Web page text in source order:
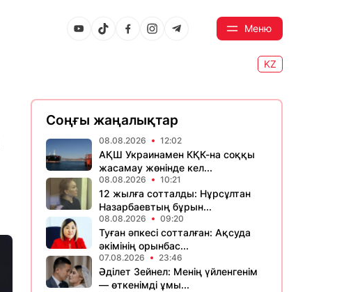
Меню
KZ
Соңғы жаңалықтар
08.08.2026 12:02
АҚШ Украинамен КҚК-на соққы
жасамау жөнінде кел...
08.08.2026 10:21
12 жылға сотталды: Нұрсұлтан
Назарбаевтың бұрын...
08.08.2026 09:20
Туған әпкесі сотталған: Ақсуда
әкімінің орынбас...
07.08.2026 23:46
Әділет Зейнел: Менің үйленгенім
— өткенімді ұмы...